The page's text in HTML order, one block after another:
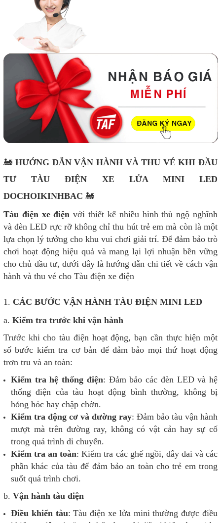
🚂HƯỚNG DẪN VẬN HÀNH VÀ THU VÉ KHI ĐẦU
TƯ TÀU ĐIỆN XE LỬA MINI LED
DOCHOIKINHBAC 🚂
Tàu điện xe điệnvới thiết kế nhiều hình thù ngộ nghĩnh
và đèn LED rực rỡ không chỉ thu hút trẻ em mà còn là một
lựa chọn lý tưởng cho khu vui chơi giải trí. Để đảm bảo trò
chơi hoạt động hiệu quả và mang lại lợi nhuận bền vững
cho chủ đầu tư, dưới đây là hướng dẫn chi tiết về cách vận
hành và thu vé cho Tàu điện xe điện
1. CÁC BƯỚC VẬN HÀNH TÀU ĐIỆN MINI LED
a. Kiểm tra trước khi vận hành
Trước khi cho tàu điện hoạt động, bạn cần thực hiện một
số bước kiểm tra cơ bản để đảm bảo mọi thứ hoạt động
trơn tru và an toàn:
Kiểm tra hệ thống điện: Đảm bảo các đèn LED và hệ
thống điện của tàu hoạt động bình thường, không bị
hỏng hóc hay chập chờn.
Kiểm tra động cơ và đường ray: Đảm bảo tàu vận hành
mượt mà trên đường ray, không có vật cản hay sự cố
trong quá trình di chuyển.
Kiểm tra an toàn: Kiểm tra các ghế ngồi, dây đai và các
phần khác của tàu để đảm bảo an toàn cho trẻ em trong
suốt quá trình chơi.
b. Vận hành tàu điện
Điều khiển tàu: Tàu điện xe lửa mini thường được điều